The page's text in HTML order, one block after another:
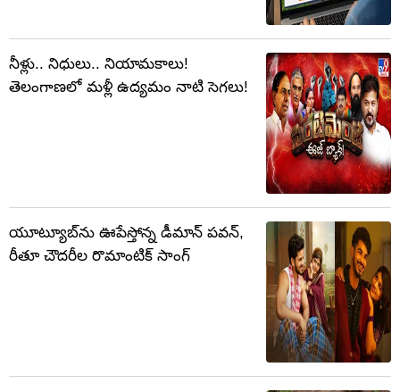
నీళ్లు.. నిధులు.. నియామకాలు!
తెలంగాణలో మళ్లీ ఉద్యమం నాటి సెగలు!
యూట్యూబ్‌ను ఊపేస్తోన్న డీమాన్ పవన్,
రీతూ చౌదరీల రొమాంటిక్ సాంగ్